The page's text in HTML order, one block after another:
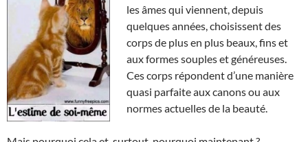
les âmes qui viennent, depuis
quelques années, choisissent des
corps de plus en plus beaux, fins et
aux formes souples et généreuses.
Ces corps répondent d’une manière
quasi parfaite aux canons ou aux
normes actuelles de la beauté.